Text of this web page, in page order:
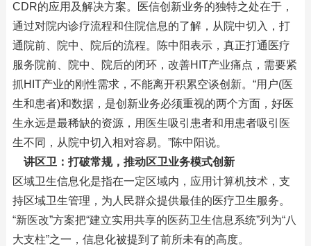
CDR的应用及解决方案。医信创新业务的独特之处在于，
通过对院内诊疗流程和住院信息的了解，从院中切入，打
通院前、院中、院后的流程。陈中阳表示，真正打通医疗
服务院前、院中、院后的闭环，改善HIT产业痛点，需要紧
抓HIT产业的刚性需求，不能离开积累空谈创新。“用户(医
生和患者)和数据，是创新业务必须重视的两个方面，好医
生永远是最稀缺的资源，用医生吸引患者和用患者吸引医
生不同，从院中切入相对容易。”陈中阳说。
讲区卫：打破常规，推动区卫业务模式创新
区域卫生信息化是指在一定区域内，应用计算机技术，支
持区域卫生管理，为人民群众提供最佳的医疗卫生服务。
“新医改”方案把“建立实用共享的医药卫生信息系统”列为“八
大支柱”之一，信息化被提到了前所未有的高度。